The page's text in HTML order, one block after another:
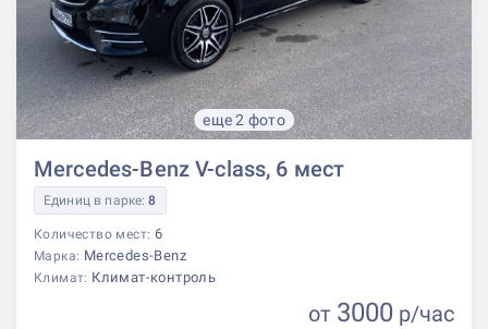
еще 2 фото
Mercedes-Benz V-class, 6 мест
Единиц в парке:8
Количество мест: 6
Марка: Mercedes-Benz
Климат: Климат-контроль
от 3000 р/час